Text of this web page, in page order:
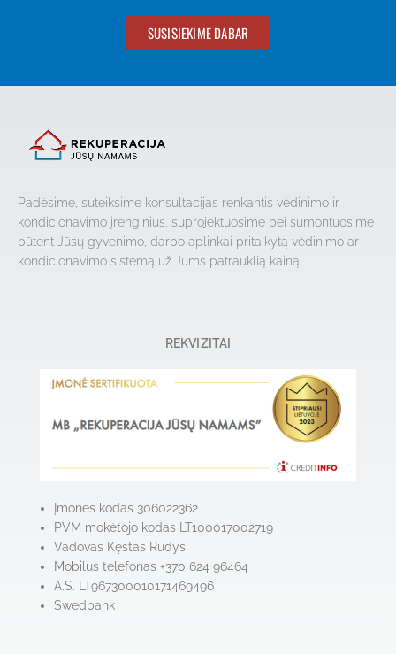
SUSISIEKIME DABAR
Padėsime, suteiksime konsultacijas renkantis vėdinimo ir
kondicionavimo įrenginius, suprojektuosime bei sumontuosime
būtent Jūsų gyvenimo, darbo aplinkai pritaikytą vėdinimo ar
kondicionavimo sistemą už Jums patrauklią kainą.
REKVIZITAI
Įmonės kodas 306022362
PVM mokėtojo kodas LT100017002719
Vadovas Kęstas Rudys
Mobilus telefonas +370 624 96464
A.S. LT967300010171469496
Swedbank